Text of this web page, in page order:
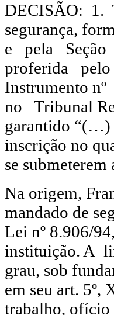
DECISÃO:
segurança,
e pela Seção
proferida
Instrumento
no Tribunal
garantido “(…)
inscrição no
se submeterem
Na origem,
mandado de
Lei nº 8.906/
instituição. A
grau, sob
em seu art. 5º,
trabalho, ofício